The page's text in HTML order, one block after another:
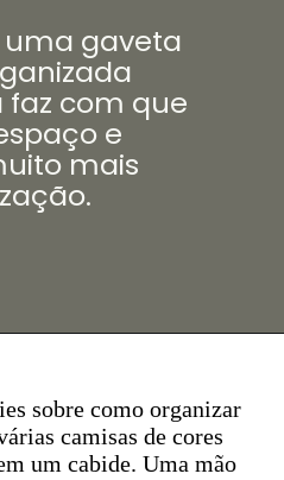
uma gaveta
com que
e
mais
sobre como organizar
camisas de cores
um cabide. Uma mão